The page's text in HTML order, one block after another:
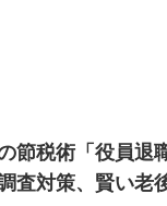
節税術「役員退
査対策、賢い老